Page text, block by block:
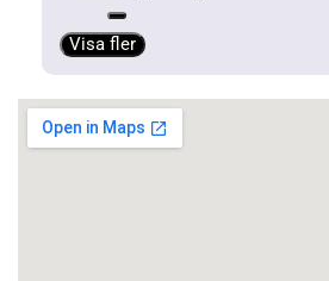
Visa fler